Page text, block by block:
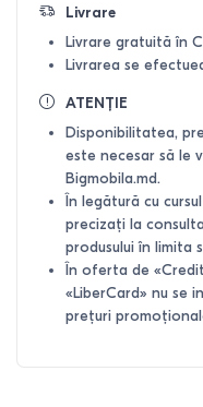
Livrare
Livrare gratuită în
Livrarea se
ATENȚIE
Disponibilitatea,
este necesar să le
Bigmobila.md.
În legătură cu
precizați la
produsului în limita
În oferta de
«LiberCard» nu se
prețuri